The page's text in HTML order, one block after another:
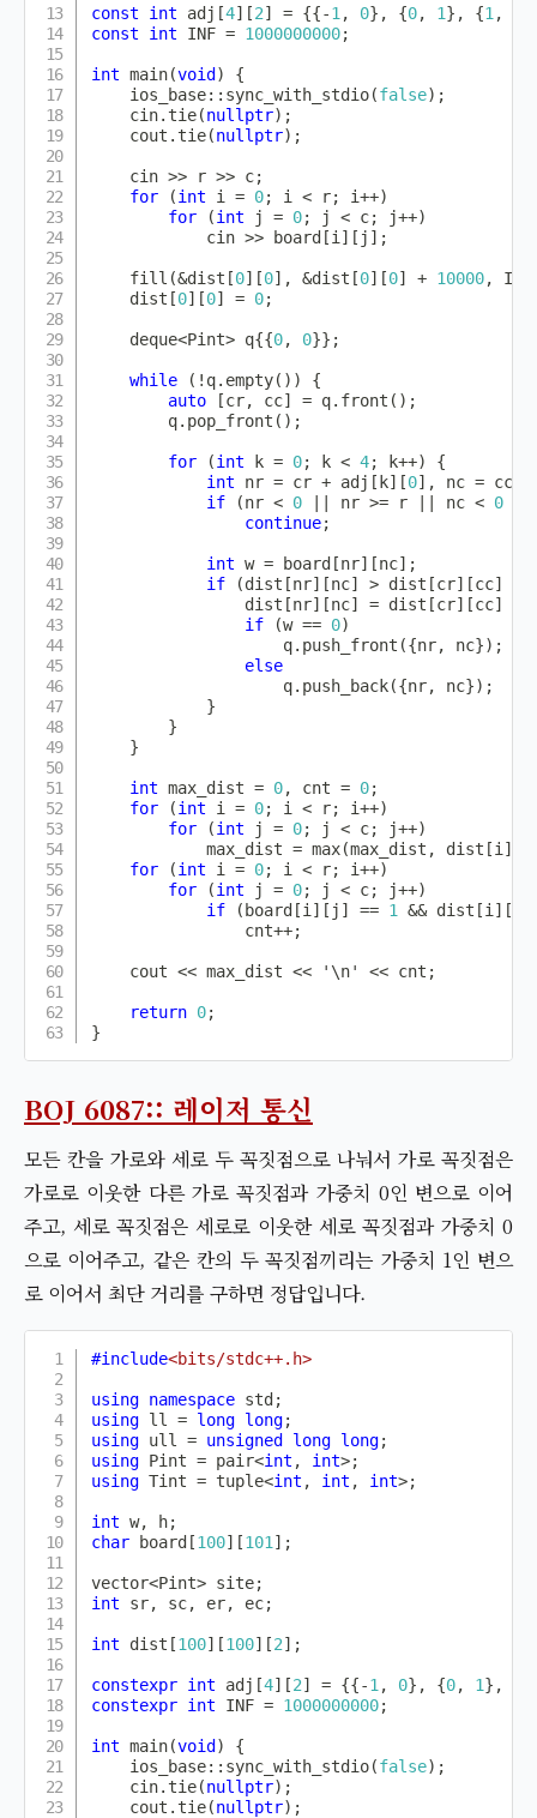
const int adj [4] [2] = {{-1 , 0} , {0, 1} , {1 ,
const
int INF = 1000000000;
int main(void )
{
    ios_base
:: sync_with_stdio(false) ;
    cin
. tie(nullptr) ;
    cout
. tie(nullptr) ;
    cin
>> r >> c;
for
(int i = 0; i < r; i++)
for
(int j = 0; j < c; j++)
            cin
>> board [i ] [ j ] ;
fill (&dist [0] [0] , &dist [0] [0] + 10000, INF
    dist
[0] [0] = 0;
    deque
<Pint> q{{0, 0}} ;
while ( ! q. empty( ) )
{
auto
[cr, cc] = q. front ( ) ;
        q
. pop_front ( ) ;
for (int k = 0; k < 4; k++)
{
int nr = cr + adj [ k] [0] , nc = cc
if
(nr < 0 nr >= r nc < 0
continue;
int w = board [nr] [nc] ;
if
(dist [nr] [nc] > dist [cr] [cc]
                dist
[nr] [nc] = dist [cr] [cc]
if
(w == 0)
                    q
. push_front ({nr, nc}) ;
else
                    q
. push_back({nr, nc}) ;
}
}
}
int max_dist = 0, cnt = 0;
for
(int i = 0; i < r; i++)
for
(int j = 0; j < c; j++)
            max_dist
= max(max_dist , dist [i ]
for
(int i = 0; i < r; i++)
for
(int j = 0; j < c; j++)
if
( board [i ] [ j ] == 1 && dist [i ] [
                cnt
++;
    cout
<< max_dist << '\n' << cnt ;
return 0;
}
BOJ 6087:: 레이저 통신
모든 칸을 가로와 세로 두 꼭짓점으로 나눠서 가로 꼭짓점은
가로로 이웃한 다른 가로 꼭짓점과 가중치 0인 변으로 이어
주고, 세로 꼭짓점은 세로로 이웃한 세로 꼭짓점과 가중치 0
으로 이어주고, 같은 칸의 두 꼭짓점끼리는 가중치 1인 변으
로 이어서 최단 거리를 구하면 정답입니다.
#include<bits/stdc++.h>
using namespace std;
using ll = long long;
using ull = unsigned long long;
using Pint = pair<int , int>;
using Tint = tuple<int , int , int>;
int w, h;
char board[100] [101 ] ;
vector<Pint> site;
int sr, sc, er, ec;
int dist [100] [100] [2] ;
constexpr int adj [4] [2] = {{-1 , 0} , {0, 1} ,
constexpr int INF = 1000000000;
int main(void)
{
    ios_base
:: sync_with_stdio(false) ;
    cin
. tie(nullptr) ;
    cout
. tie(nullptr) ;